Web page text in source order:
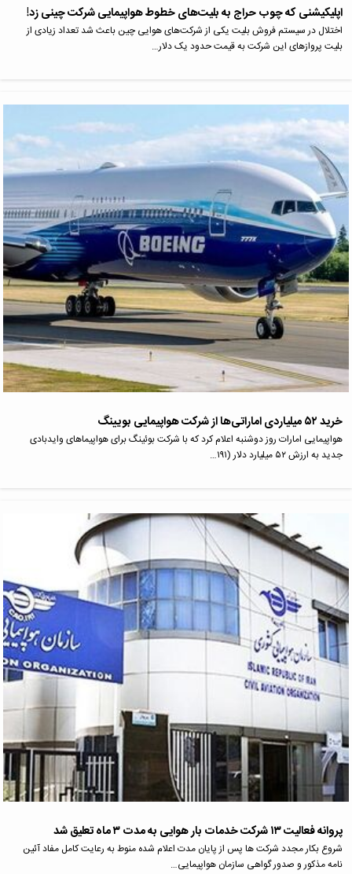
اپلیکیشنی که چوب حراج به بلیت‌های خطوط هواپیمایی شرکت چینی زد!
اختلال در سیستم فروش بلیت یکی از شرکت‌های هوایی چین باعث شد تعداد زیادی از
بلیت پروازهای این شرکت به قیمت حدود یک دلار…
خرید ۵۲ میلیاردی اماراتی‌ها از شرکت هواپیمایی بویینگ
هواپیمایی امارات روز دوشنبه اعلام کرد که با شرکت بوئینگ برای هواپیماهای وایدبادی
جدید به ارزش ۵۲ میلیارد دلار (۱۹۱…
پروانه فعالیت ۱۳ شرکت خدمات بار هوایی به مدت ۳ ماه تعلیق شد
شروع بکار مجدد شرکت ها پس از پایان مدت اعلام شده منوط به رعایت کامل مفاد آئین
نامه مذکور و صدور گواهی سازمان هواپیمایی…